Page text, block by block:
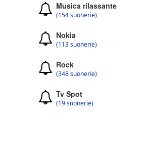
Musica rilassante
(154 suonerie)
Nokia
(113 suonerie)
Rock
(348 suonerie)
Tv Spot
(19 suonerie)